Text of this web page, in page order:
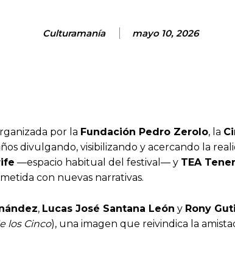
Culturamanía mayo 10, 2026
por la Fundación Pedro Zerolo, la
divulgando, visibilizando y acercando la
—espacio habitual del festival— y TEA
con nuevas narrativas.
, Lucas José Santana León y Rony
los Cinco), una imagen que reivindica la